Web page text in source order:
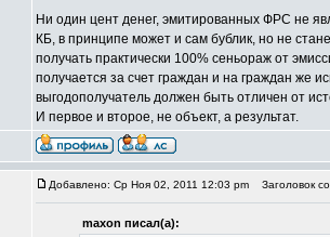
Ни один цент денег, эмитированных ФРС не
КБ, в принципе может и сам бублик, но не
получать практически 100% сеньораж от
получается за счет граждан и на граждан же
выгодополучатель должен быть отличен от
И первое и второе, не объект, а результат.
Добавлено: Ср Ноя 02, 2011 12:03 pm Заголовок
maxon писал(а):